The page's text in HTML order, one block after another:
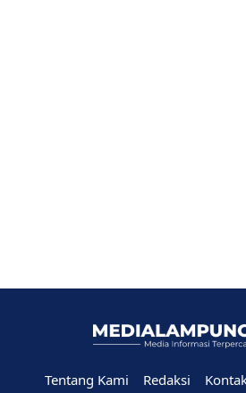
Tentang Kami Redaksi